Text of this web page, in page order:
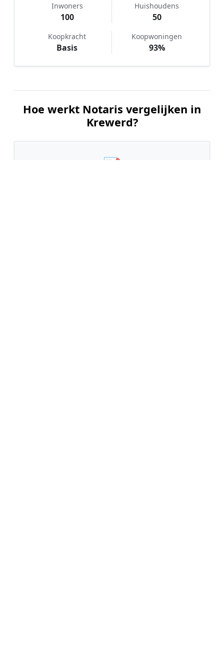
Inwoners
100
Huishoudens
50
Koopkracht
Basis
Koopwoningen
93%
Hoe werkt Notaris vergelijken in
Krewerd?
📝